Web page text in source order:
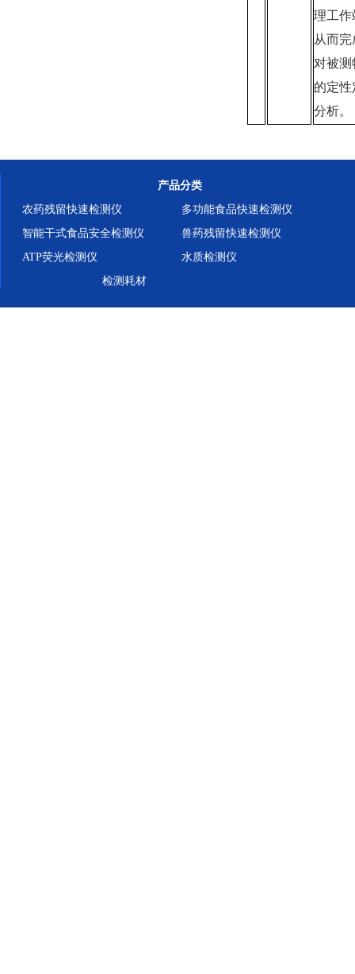
理工作
从而完
对被测
的定性
分析。
产品分类
农药残留快速检测仪
多功能食品快速检测仪
智能干式食品安全检测仪
兽药残留快速检测仪
ATP荧光检测仪
水质检测仪
检测耗材